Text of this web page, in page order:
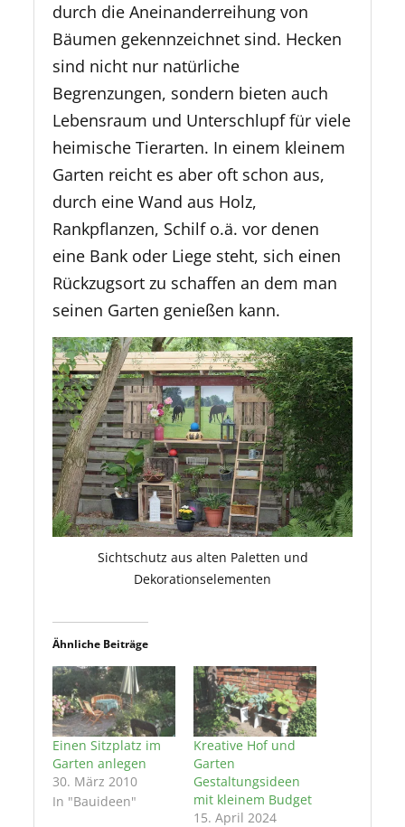
durch die Aneinanderreihung von
Bäumen gekennzeichnet sind. Hecken
sind nicht nur natürliche
Begrenzungen, sondern bieten auch
Lebensraum und Unterschlupf für viele
heimische Tierarten. In einem kleinem
Garten reicht es aber oft schon aus,
durch eine Wand aus Holz,
Rankpflanzen, Schilf o.ä. vor denen
eine Bank oder Liege steht, sich einen
Rückzugsort zu schaffen an dem man
seinen Garten genießen kann.
Sichtschutz aus alten Paletten und
Dekorationselementen
Ähnliche Beiträge
Einen Sitzplatz im
Garten anlegen
30. März 2010
In "Bauideen"
Kreative Hof und
Garten
Gestaltungsideen
mit kleinem Budget
15. April 2024